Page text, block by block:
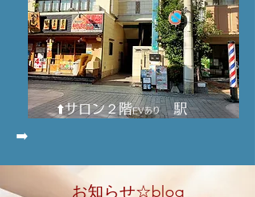
⬆️サロン２階EVあり駅
➡️
お知らせ☆blog